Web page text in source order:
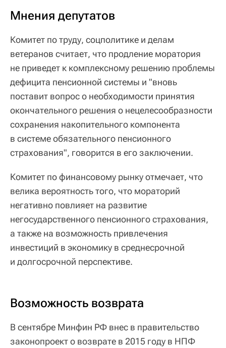
Мнения депутатов
Комитет по труду, соцполитике и делам
ветеранов считает, что продление моратория
не приведет к комплексному решению проблемы
дефицита пенсионной системы и "вновь
поставит вопрос о необходимости принятия
окончательного решения о нецелесообразности
сохранения накопительного компонента
в системе обязательного пенсионного
страхования", говорится в его заключении.
Комитет по финансовому рынку отмечает, что
велика вероятность того, что мораторий
негативно повлияет на развитие
негосударственного пенсионного страхования,
а также на возможность привлечения
инвестиций в экономику в среднесрочной
и долгосрочной перспективе.
Возможность возврата
В сентябре Минфин РФ внес в правительство
законопроект о возврате в 2015 году в НПФ